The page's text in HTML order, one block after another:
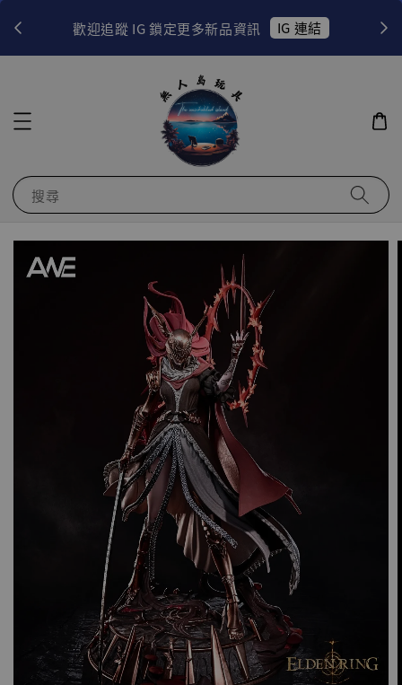
歡迎追蹤 IG 鎖定更多新品資訊 IG 連結
搜尋